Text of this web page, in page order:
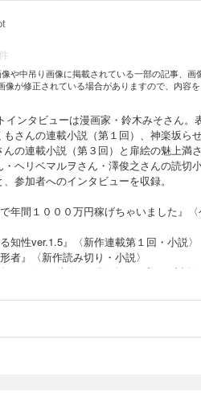
や中吊り画像に掲載されている一部の記事、画
像が修正されている場合がありますので、内容
インタビューは漫画家・鈴木みそさん。
さんの連載小説（第１回）、神楽坂ら
んの連載小説（第３回）と扉絵の魅上
ヘリベマルヲさん・澤俊之さんの読切
参加者へのインタビューを収録。
年間１０００万円稼げちゃいました』
知性ver.1.5』〈新作連載第１回・小説〉
』〈新作読み切り・小説〉
Ａ 狂気の時代』〈既刊サンプル・小説〉
構築質問リスト４』〈新作連載・翻訳創
偵 石神くん ０』〈新作読み切り・小説
～restart～The Blue Marble』〈